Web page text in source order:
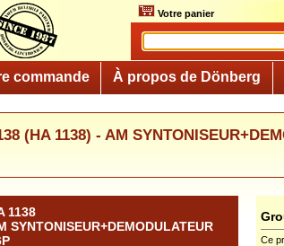
Votre panier
commande À propos de Dönberg
(HA 1138) - AM
1138
SYNTONISEUR+DEMODULATEUR
Ce